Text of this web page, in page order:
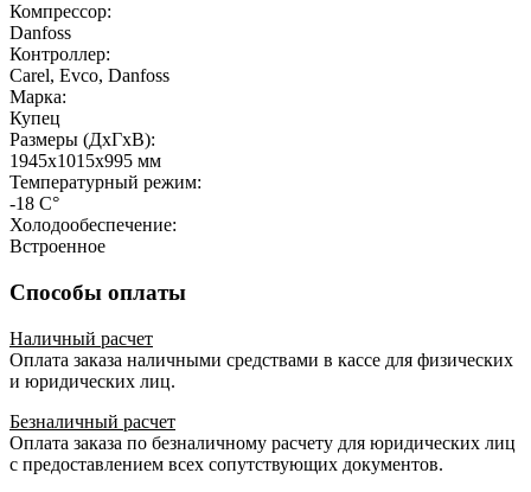
Компрессор:
Danfoss
Контроллер:
Carel, Evco, Danfoss
Марка:
Купец
Размеры (ДхГхВ):
1945х1015х995 мм
Температурный режим:
-18 C°
Холодообеспечение:
Встроенное
Способы оплаты
Наличный расчет
Оплата заказа наличными средствами в кассе для физических
и юридических лиц.
Безналичный расчет
Оплата заказа по безналичному расчету для юридических лиц
с предоставлением всех сопутствующих документов.